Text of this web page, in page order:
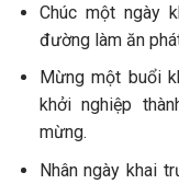
Chúc một ngày
đường làm ăn
Mừng một buổi
khởi nghiệp
mừng.
Nhân ngày khai